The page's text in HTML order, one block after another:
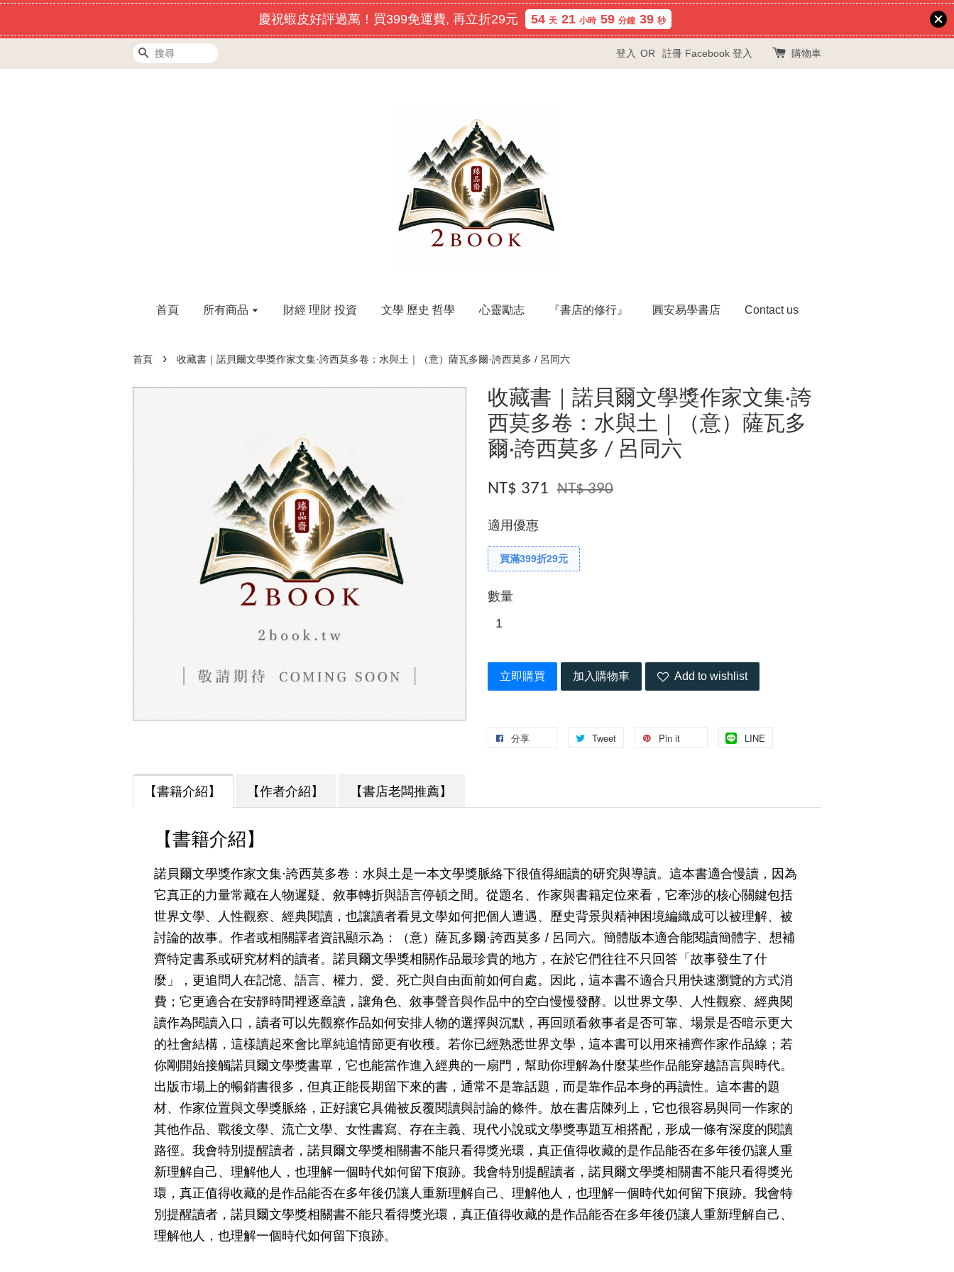
慶祝蝦皮好評過萬！買399免運費, 再立折29元 54 天 21 小時 59 分鐘 39 秒
搜尋 登入 OR 註冊 Facebook 登入 購物車
首頁 所有商品 財經 理財 投資 文學 歷史 哲學 心靈勵志 『書店的修行』 圓安易學書店 Contact us
首頁 › 收藏書｜諾貝爾文學獎作家文集·誇西莫多卷：水與土｜（意）薩瓦多爾·誇西莫多 / 呂同六
收藏書｜諾貝爾文學獎作家文集·誇
西莫多卷：水與土｜（意）薩瓦多
爾·誇西莫多 / 呂同六
NT$ 371 NT$ 390
適用優惠
買滿399折29元
數量
立即購買 加入購物車 Add to wishlist
分享 Tweet Pin it LINE
【書籍介紹】 【作者介紹】 【書店老闆推薦】
【書籍介紹】
諾貝爾文學獎作家文集·誇西莫多卷：水與土是一本文學獎脈絡下很值得細讀的研究與導讀。這本書適合慢讀，因為
它真正的力量常藏在人物遲疑、敘事轉折與語言停頓之間。從題名、作家與書籍定位來看，它牽涉的核心關鍵包括
世界文學、人性觀察、經典閱讀，也讓讀者看見文學如何把個人遭遇、歷史背景與精神困境編織成可以被理解、被
討論的故事。作者或相關譯者資訊顯示為：（意）薩瓦多爾·誇西莫多 / 呂同六。簡體版本適合能閱讀簡體字、想補
齊特定書系或研究材料的讀者。諾貝爾文學獎相關作品最珍貴的地方，在於它們往往不只回答「故事發生了什
麼」，更追問人在記憶、語言、權力、愛、死亡與自由面前如何自處。因此，這本書不適合只用快速瀏覽的方式消
費；它更適合在安靜時間裡逐章讀，讓角色、敘事聲音與作品中的空白慢慢發酵。以世界文學、人性觀察、經典閱
讀作為閱讀入口，讀者可以先觀察作品如何安排人物的選擇與沉默，再回頭看敘事者是否可靠、場景是否暗示更大
的社會結構，這樣讀起來會比單純追情節更有收穫。若你已經熟悉世界文學，這本書可以用來補齊作家作品線；若
你剛開始接觸諾貝爾文學獎書單，它也能當作進入經典的一扇門，幫助你理解為什麼某些作品能穿越語言與時代。
出版市場上的暢銷書很多，但真正能長期留下來的書，通常不是靠話題，而是靠作品本身的再讀性。這本書的題
材、作家位置與文學獎脈絡，正好讓它具備被反覆閱讀與討論的條件。放在書店陳列上，它也很容易與同一作家的
其他作品、戰後文學、流亡文學、女性書寫、存在主義、現代小說或文學獎專題互相搭配，形成一條有深度的閱讀
路徑。我會特別提醒讀者，諾貝爾文學獎相關書不能只看得獎光環，真正值得收藏的是作品能否在多年後仍讓人重
新理解自己、理解他人，也理解一個時代如何留下痕跡。我會特別提醒讀者，諾貝爾文學獎相關書不能只看得獎光
環，真正值得收藏的是作品能否在多年後仍讓人重新理解自己、理解他人，也理解一個時代如何留下痕跡。我會特
別提醒讀者，諾貝爾文學獎相關書不能只看得獎光環，真正值得收藏的是作品能否在多年後仍讓人重新理解自己、
理解他人，也理解一個時代如何留下痕跡。